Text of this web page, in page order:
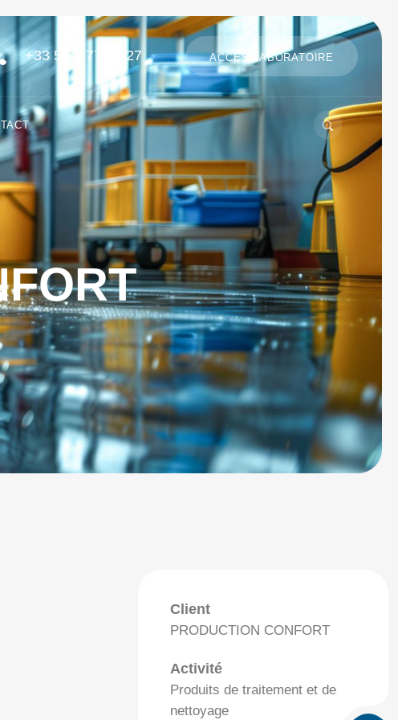
+33 5 57 77 96 27 ACCÈS LABORATOIRE
Client
PRODUCTION CONFORT
Activité
Produits de traitement et de
nettoyage